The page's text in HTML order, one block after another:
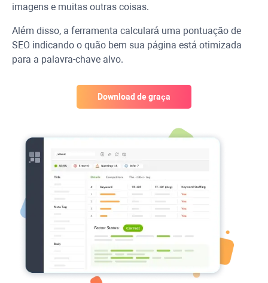
imagens e muitas outras coisas.
Além disso, a ferramenta calculará uma pontuação de
SEO indicando o quão bem sua página está otimizada
para a palavra-chave alvo.
Download de graça